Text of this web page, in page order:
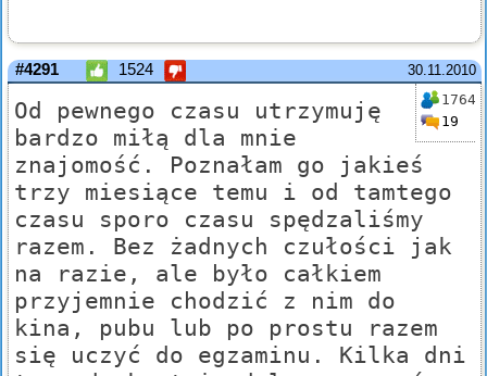
30.11.2010
#4291 1524
1764
19
Od pewnego czasu utrzymuję
bardzo miłą dla mnie
znajomość. Poznałam go jakieś
trzy miesiące temu i od tamtego
czasu sporo czasu spędzaliśmy
razem. Bez żadnych czułości jak
na razie, ale było całkiem
przyjemnie chodzić z nim do
kina, pubu lub po prostu razem
się uczyć do egzaminu. Kilka dni